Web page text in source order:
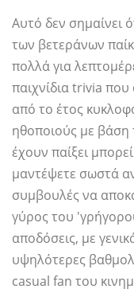
Αυτό δεν σημαίνει
των βετεράνων
πολλά για
παιχνίδια trivia που
από το έτος
ηθοποιούς με
έχουν παίξει
μαντέψετε σωστά
συμβουλές να
γύρος του
αποδόσεις, με
υψηλότερες
casual fan του